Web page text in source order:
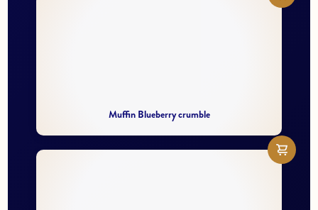
Muffin Blueberry crumble